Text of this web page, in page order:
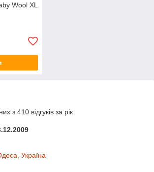
Wool XL
з 410 відгуків за рік
Україна